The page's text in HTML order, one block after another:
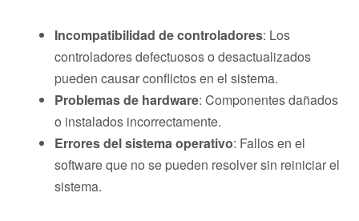
Incompatibilidad de controladores: Los
controladores defectuosos o desactualizados
pueden causar conflictos en el sistema.
Problemas de hardware: Componentes dañados
o instalados incorrectamente.
Errores del sistema operativo: Fallos en el
software que no se pueden resolver sin reiniciar el
sistema.